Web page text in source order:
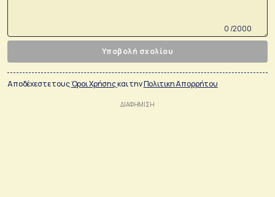
0 /2000
Υποβολή σχολίου
Αποδέχεστε τουςΌροι Χρήσηςκαι τηνΠολιτικη Απορρήτου